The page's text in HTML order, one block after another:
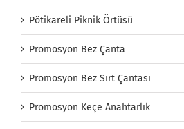
Pötikareli Piknik Örtüsü
Promosyon Bez Çanta
Promosyon Bez Sırt Çantası
Promosyon Keçe Anahtarlık